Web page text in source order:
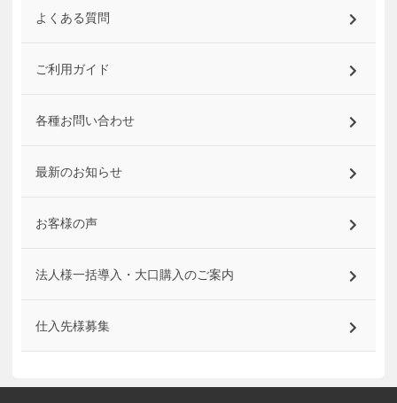
よくある質問
ご利用ガイド
各種お問い合わせ
最新のお知らせ
お客様の声
法人様一括導入・大口購入のご案内
仕入先様募集